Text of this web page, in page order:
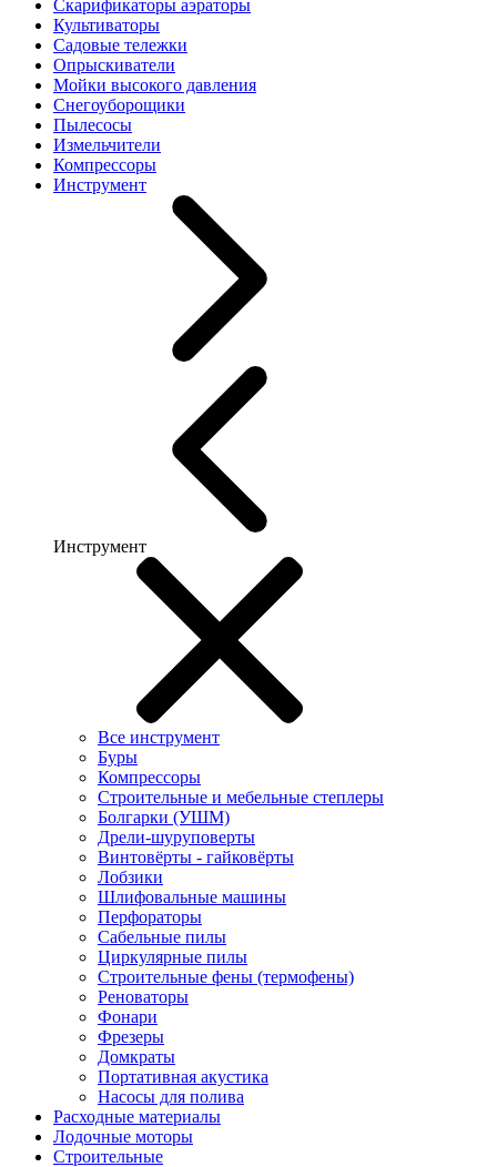
Скарификаторы аэраторы
Культиваторы
Садовые тележки
Опрыскиватели
Мойки высокого давления
Снегоуборощики
Пылесосы
Измельчители
Компрессоры
Инструмент
Инструмент
Все инструмент
Буры
Компрессоры
Строительные и мебельные степлеры
Болгарки (УШМ)
Дрели-шуруповерты
Винтовёрты - гайковёрты
Лобзики
Шлифовальные машины
Перфораторы
Сабельные пилы
Циркулярные пилы
Строительные фены (термофены)
Реноваторы
Фонари
Фрезеры
Домкраты
Портативная акустика
Насосы для полива
Расходные материалы
Лодочные моторы
Строительные